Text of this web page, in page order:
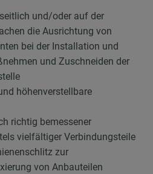
und/oder auf der
die Ausrichtung von
bei der Installation und
und Zuschneiden der
höhenverstellbare
richtig bemessener
vielfältiger Verbindungsteile
zur
von Anbauteilen